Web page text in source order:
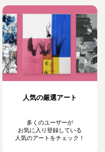
人気の厳選アート
多くのユーザーが
お気に入り登録している
人気のアートをチェック！